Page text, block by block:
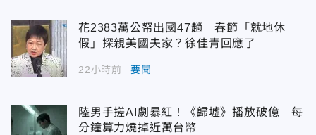
花2383萬公帑出國47趟 春節「就地休
假」探親美國夫家？徐佳青回應了
22小時前 要聞
陸男手搓AI劇暴紅！《歸墟》播放破億 每
分鐘算力燒掉近萬台幣